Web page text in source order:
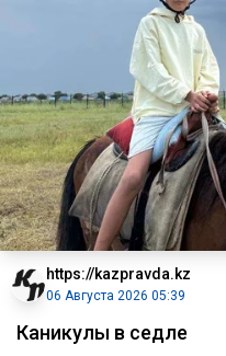
https://kazpravda.kz
06 Августа 2026 05:39
Каникулы в седле